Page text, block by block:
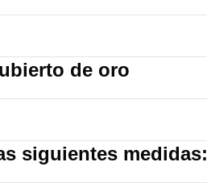
de oro
siguientes medidas: